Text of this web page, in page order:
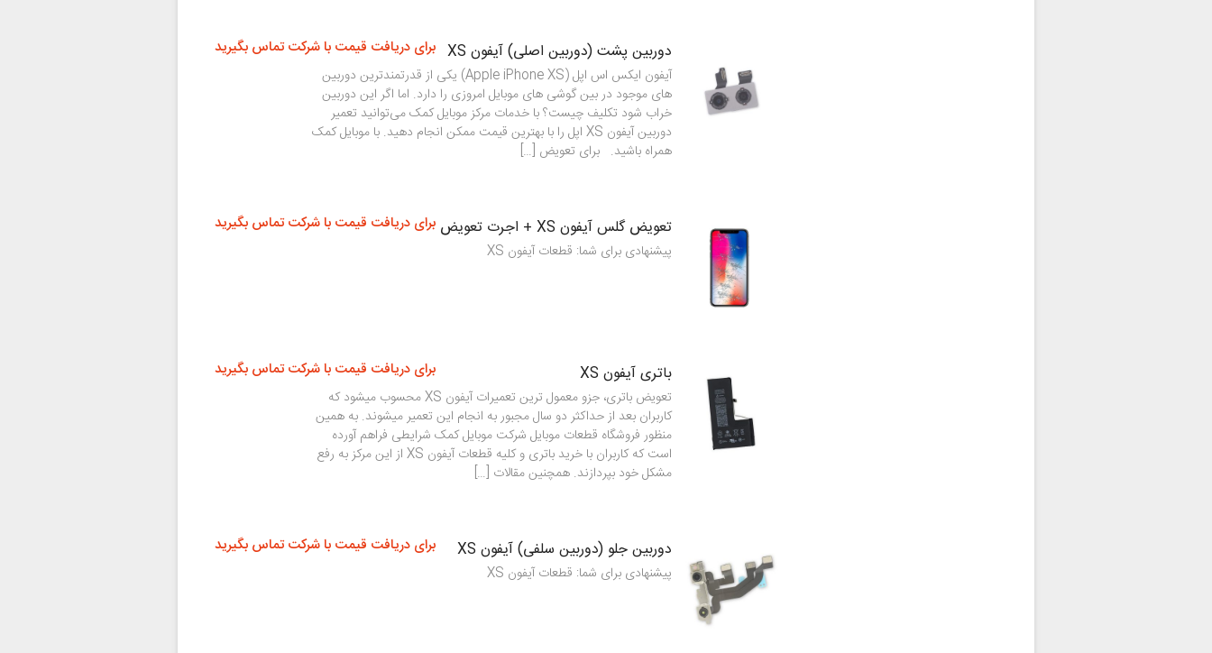
دوربین پشت (دوربین اصلی) آیفون XS
آیفون ایکس اس اپل (Apple iPhone XS) یکی از قدرتمندترین دوربین
های موجود در بین گوشی های موبایل امروزی را دارد. اما اگر این دوربین
خراب شود تکلیف چیست؟ با خدمات مرکز موبایل کمک می‌توانید تعمیر
دوربین آیفون XS اپل را با بهترین قیمت ممکن انجام دهید. با موبایل کمک
همراه باشید. برای تعویض […]
برای دریافت قیمت با شرکت تماس بگیرید
تعویض گلس آیفون XS + اجرت تعویض
پیشنهادی برای شما: قطعات آیفون XS
برای دریافت قیمت با شرکت تماس بگیرید
باتری آیفون XS
تعویض باتری، جزو معمول ترین تعمیرات آیفون XS محسوب میشود که
کاربران بعد از حداکثر دو سال مجبور به انجام این تعمیر میشوند. به همین
منظور فروشگاه قطعات موبایل شرکت موبایل کمک شرایطی فراهم آورده
است که کاربران با خرید باتری و کلیه قطعات آیفون XS از این مرکز به رفع
مشکل خود بپردازند. همچنین مقالات […]
برای دریافت قیمت با شرکت تماس بگیرید
دوربین جلو (دوربین سلفی) آیفون XS
پیشنهادی برای شما: قطعات آیفون XS
برای دریافت قیمت با شرکت تماس بگیرید